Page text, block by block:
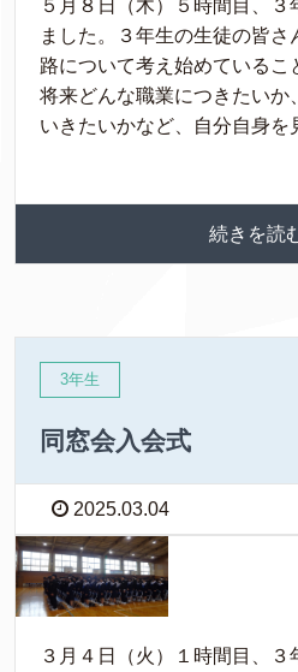
５月８日（木）５時間目、３
ました。３年生の生徒の皆
路について考え始めているこ
将来どんな職業につきたいか
いきたいかなど、自分自身
続きを読
3年生
同窓会入会式
2025.03.04
３月４日（火）１時間目、